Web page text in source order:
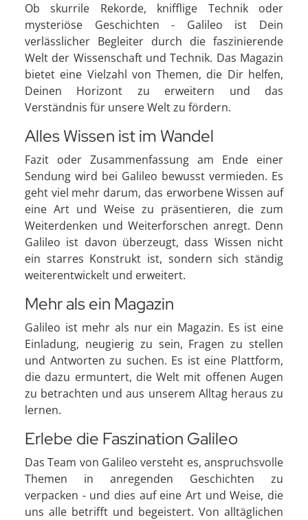
Ob skurrile Rekorde, knifflige Technik oder
mysteriöse Geschichten - Galileo ist Dein
verlässlicher Begleiter durch die faszinierende
Welt der Wissenschaft und Technik. Das Magazin
bietet eine Vielzahl von Themen, die Dir helfen,
Deinen Horizont zu erweitern und das
Verständnis für unsere Welt zu fördern.
Alles Wissen ist im Wandel
Fazit oder Zusammenfassung am Ende einer
Sendung wird bei Galileo bewusst vermieden. Es
geht viel mehr darum, das erworbene Wissen auf
eine Art und Weise zu präsentieren, die zum
Weiterdenken und Weiterforschen anregt. Denn
Galileo ist davon überzeugt, dass Wissen nicht
ein starres Konstrukt ist, sondern sich ständig
weiterentwickelt und erweitert.
Mehr als ein Magazin
Galileo ist mehr als nur ein Magazin. Es ist eine
Einladung, neugierig zu sein, Fragen zu stellen
und Antworten zu suchen. Es ist eine Plattform,
die dazu ermuntert, die Welt mit offenen Augen
zu betrachten und aus unserem Alltag heraus zu
lernen.
Erlebe die Faszination Galileo
Das Team von Galileo versteht es, anspruchsvolle
Themen in anregenden Geschichten zu
verpacken - und dies auf eine Art und Weise, die
uns alle betrifft und begeistert. Von alltäglichen